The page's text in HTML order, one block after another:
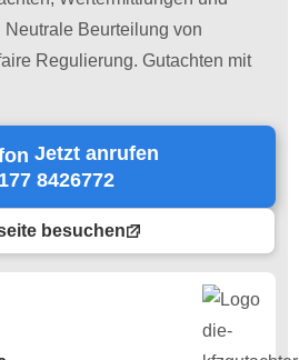
Beurteilung von
Regulierung. Gutachten mit
Jetzt anrufen
8426772
besuchen